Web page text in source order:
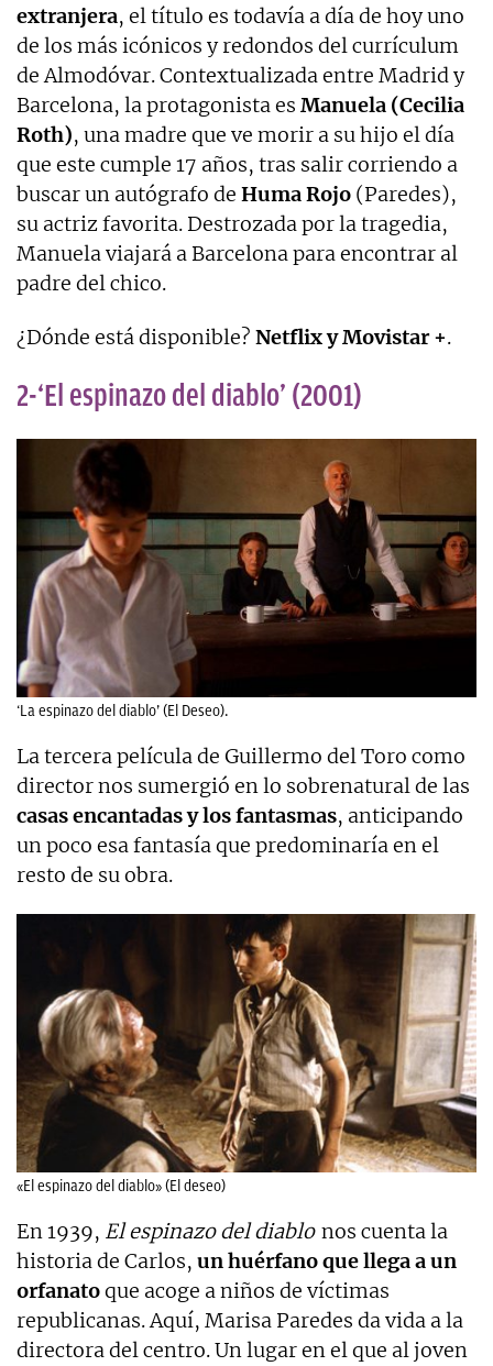
extranjera, el título es todavía a día de hoy uno
de los más icónicos y redondos del currículum
de Almodóvar. Contextualizada entre Madrid y
Barcelona, la protagonista es Manuela (Cecilia
Roth), una madre que ve morir a su hijo el día
que este cumple 17 años, tras salir corriendo a
buscar un autógrafo de Huma Rojo (Paredes),
su actriz favorita. Destrozada por la tragedia,
Manuela viajará a Barcelona para encontrar al
padre del chico.
¿Dónde está disponible? Netflix y Movistar +.
2-‘El espinazo del diablo’ (2001)
‘La espinazo del diablo’ (El Deseo).
La tercera película de Guillermo del Toro como
director nos sumergió en lo sobrenatural de las
casas encantadas y los fantasmas, anticipando
un poco esa fantasía que predominaría en el
resto de su obra.
«El espinazo del diablo» (El deseo)
En 1939, El espinazo del diablo nos cuenta la
historia de Carlos, un huérfano que llega a un
orfanatoque acoge a niños de víctimas
republicanas. Aquí, Marisa Paredes da vida a la
directora del centro. Un lugar en el que al joven